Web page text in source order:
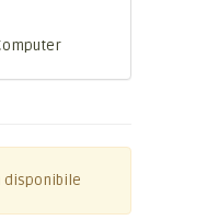
disponibile